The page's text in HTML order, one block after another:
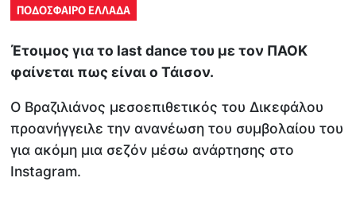
ΠΟΔΟΣΦΑΙΡΟ ΕΛΛΑΔΑ
Έτοιμος για το last dance του με τον ΠΑΟΚ
φαίνεται πως είναι ο Τάισον.
Ο Βραζιλιάνος μεσοεπιθετικός του Δικεφάλου
προανήγγειλε την ανανέωση του συμβολαίου του
για ακόμη μια σεζόν μέσω ανάρτησης στο
Instagram.